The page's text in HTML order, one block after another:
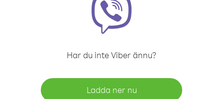
Har du inte Viber ännu?
Ladda ner nu